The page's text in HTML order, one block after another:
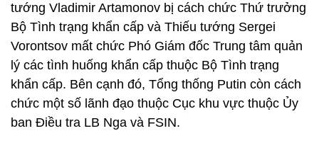
tướng Vladimir Artamonov bị cách chức Thứ trưởng
Bộ Tình trạng khẩn cấp và Thiếu tướng Sergei
Vorontsov mất chức Phó Giám đốc Trung tâm quản
lý các tình huống khẩn cấp thuộc Bộ Tình trạng
khẩn cấp. Bên cạnh đó, Tổng thống Putin còn cách
chức một số lãnh đạo thuộc Cục khu vực thuộc Ủy
ban Điều tra LB Nga và FSIN.